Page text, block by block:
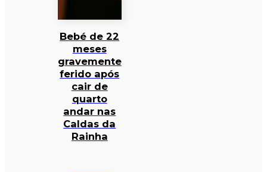
Bebé de 22
meses
gravemente
ferido após
cair de
quarto
andar nas
Caldas da
Rainha